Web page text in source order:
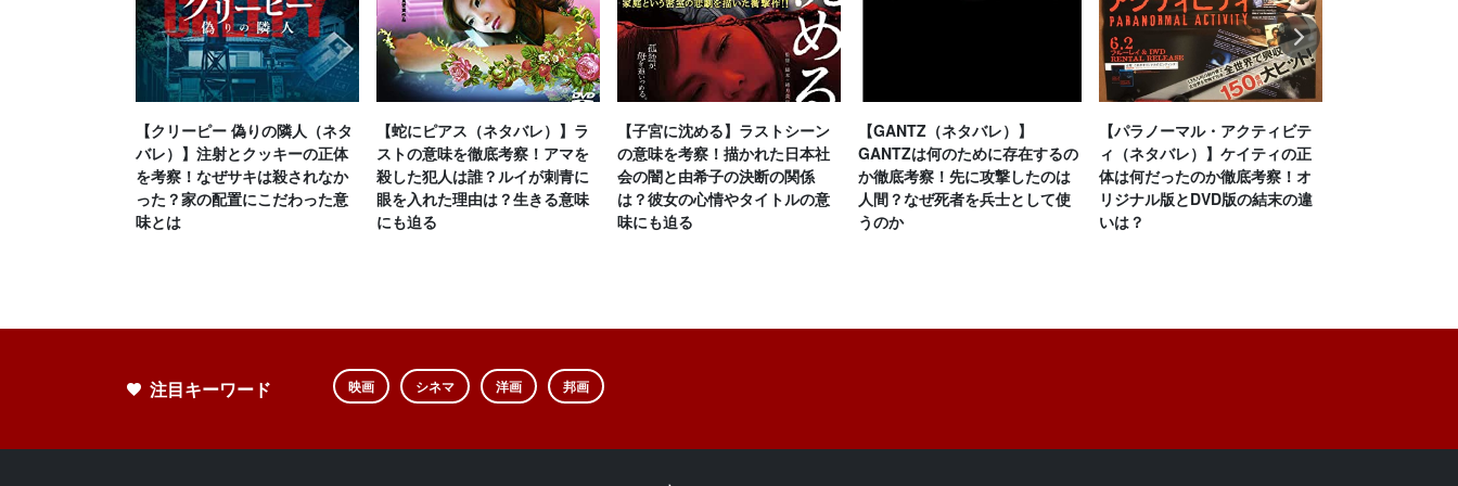
【クリーピー 偽りの隣人（ネタ
バレ）】注射とクッキーの正体
を考察！なぜサキは殺されなか
った？家の配置にこだわった意
味とは
【蛇にピアス（ネタバレ）】ラ
ストの意味を徹底考察！アマを
殺した犯人は誰？ルイが刺青に
眼を入れた理由は？生きる意味
にも迫る
【子宮に沈める】ラストシーン
の意味を考察！描かれた日本社
会の闇と由希子の決断の関係
は？彼女の心情やタイトルの意
味にも迫る
【GANTZ（ネタバレ）】
GANTZは何のために存在するの
か徹底考察！先に攻撃したのは
人間？なぜ死者を兵士として使
うのか
【パラノーマル・アクティビテ
ィ（ネタバレ）】ケイティの正
体は何だったのか徹底考察！オ
リジナル版とDVD版の結末の違
いは？
Next
注目キーワード 映画 シネマ 洋画 邦画